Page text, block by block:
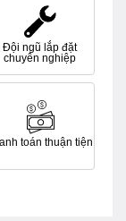
Đội ngũ lắp đặt
chuyên nghiệp
toán thuận tiện